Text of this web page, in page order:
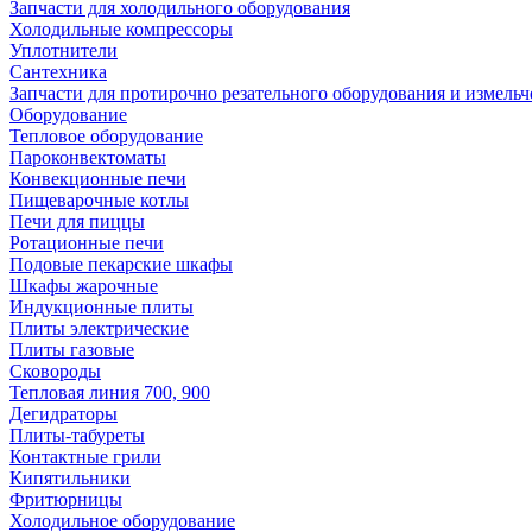
Запчасти для холодильного оборудования
Холодильные компрессоры
Уплотнители
Сантехника
Запчасти для протирочно резательного оборудования и
Оборудование
Тепловое оборудование
Пароконвектоматы
Конвекционные печи
Пищеварочные котлы
Печи для пиццы
Ротационные печи
Подовые пекарские шкафы
Шкафы жарочные
Индукционные плиты
Плиты электрические
Плиты газовые
Сковороды
Тепловая линия 700, 900
Дегидраторы
Плиты-табуреты
Контактные грили
Кипятильники
Фритюрницы
Холодильное оборудование